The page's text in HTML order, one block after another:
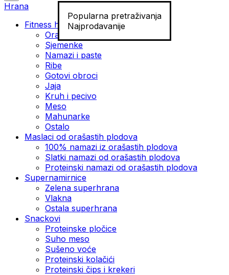
Popularna pretraživanja
Najprodavanije
Hrana
Fitness hrana
Orašasti plodovi
Sjemenke
Namazi i paste
Ribe
Gotovi obroci
Jaja
Kruh i pecivo
Meso
Mahunarke
Ostalo
Maslaci od orašastih plodova
100% namazi iz orašastih plodova
Slatki namazi od orašastih plodova
Proteinski namazi od orašastih plodova
Supernamirnice
Zelena superhrana
Vlakna
Ostala superhrana
Snackovi
Proteinske pločice
Suho meso
Sušeno voće
Proteinski kolačići
Proteinski čips i krekeri